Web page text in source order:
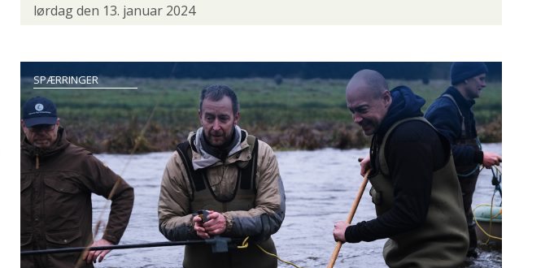
VANDLØBSVEDLIGEHOLDELSE VANDPLEJE
FLUER FLUESTANG GEOFF ANDERSON GUIDELINE
POWERVISION SAGE SAVAGE GEAR SHIMANO SMITH CREEK
WESTIN WOBLER
lørdag den 13. januar 2024
SPÆRRINGER